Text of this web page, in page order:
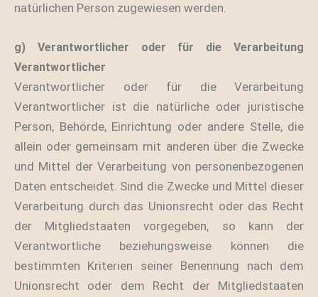
natürlichen Person zugewiesen werden.
g) Verantwortlicher oder für die Verarbeitung
Verantwortlicher
Verantwortlicher oder für die Verarbeitung
Verantwortlicher ist die natürliche oder juristische
Person, Behörde, Einrichtung oder andere Stelle, die
allein oder gemeinsam mit anderen über die Zwecke
und Mittel der Verarbeitung von personenbezogenen
Daten entscheidet. Sind die Zwecke und Mittel dieser
Verarbeitung durch das Unionsrecht oder das Recht
der Mitgliedstaaten vorgegeben, so kann der
Verantwortliche beziehungsweise können die
bestimmten Kriterien seiner Benennung nach dem
Unionsrecht oder dem Recht der Mitgliedstaaten